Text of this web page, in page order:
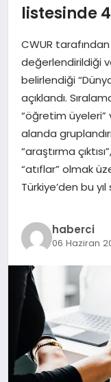
SAĞLIK
YAŞAM
EĞITIM
listesinde
CWUR
değerlendirildiği
belirlendiği
açıklandı.
“öğretim üyeleri”
alanda
“araştırma
“atıflar” olmak
Türkiye’den bu
haberci
06 Haziran